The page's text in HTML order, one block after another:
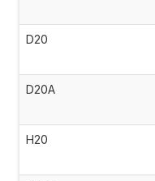
D20
D20A
H20